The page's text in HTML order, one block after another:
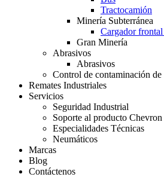
Tractocamión
Minería Subterránea
Cargador
Gran Minería
Abrasivos
Abrasivos
Control de contaminación
Remates Industriales
Servicios
Seguridad Industrial
Soporte al producto Chevron
Especialidades Técnicas
Neumáticos
Marcas
Blog
Contáctenos